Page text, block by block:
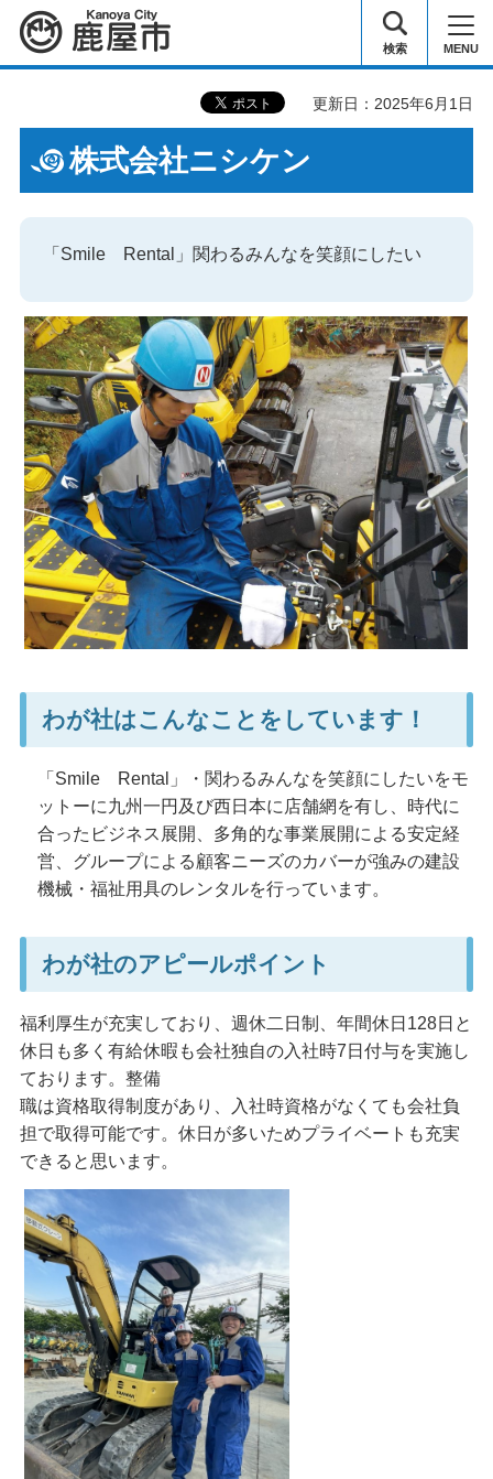
鹿屋市 検索 MENU
更新日：2025年6月1日
株式会社ニシケン
「Smile Rental」関わるみんなを笑顔にしたい
わが社はこんなことをしています！
「Smile Rental」・関わるみんなを笑顔にしたいをモ
ットーに九州一円及び西日本に店舗網を有し、時代に
合ったビジネス展開、多角的な事業展開による安定経
営、グループによる顧客ニーズのカバーが強みの建設
機械・福祉用具のレンタルを行っています。
わが社のアピールポイント
福利厚生が充実しており、週休二日制、年間休日128日と
休日も多く有給休暇も会社独自の入社時7日付与を実施し
ております。整備
職は資格取得制度があり、入社時資格がなくても会社負
担で取得可能です。休日が多いためプライベートも充実
できると思います。